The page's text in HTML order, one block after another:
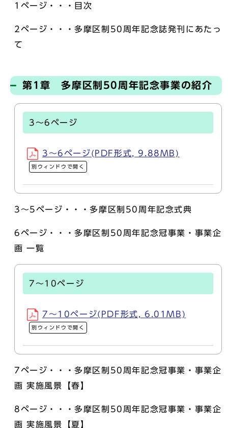
1ページ・・・目次
2ページ・・・多摩区制50周年記念誌発刊にあたっ
て
第1章 多摩区制50周年記念事業の紹介
3～6ページ
3～6ページ(PDF形式, 9.88MB)
別ウィンドウで開く
3～5ページ・・・多摩区制50周年記念式典
6ページ・・・多摩区制50周年記念冠事業・事業企
画 一覧
7～10ページ
7～10ページ(PDF形式, 6.01MB)
別ウィンドウで開く
7ページ・・・多摩区制50周年記念冠事業・事業企
画 実施風景【春】
8ページ・・・多摩区制50周年記念冠事業・事業企
画 実施風景【夏】